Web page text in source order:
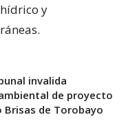
y
invalida
de proyecto
Brisas de Torobayo